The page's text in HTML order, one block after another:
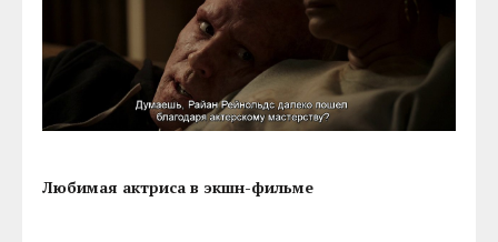
Любимая актриса в экшн-фильме